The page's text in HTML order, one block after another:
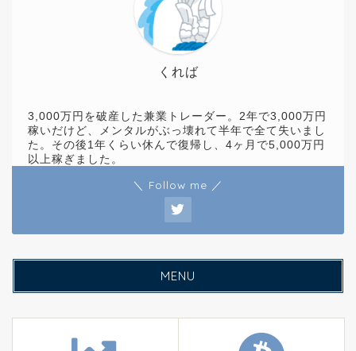
くれば
3,000万円を破産した兼業トレーダー。2年で3,000万円
稼いだけど、メンタルがぶっ壊れて半年で全て失いまし
た。その後1年くらい休んで復帰し、4ヶ月で5,000万円
以上稼ぎました。
＼ Follow me ／
MENU